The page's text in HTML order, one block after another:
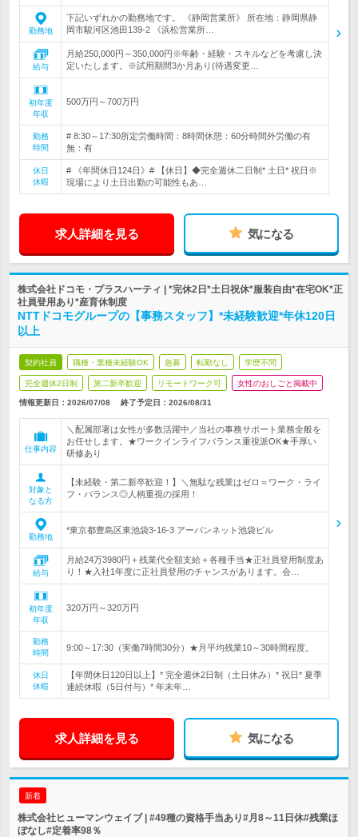
勤務地
下記いずれかの勤務地です。 《静岡営業所》 所在地：静岡県静
岡市駿河区池田139-2 《浜松営業所…
給与
月給250,000円～350,000円※年齢・経験・スキルなどを考慮し決
定いたします。※試用期間3か月あり(待遇変更…
初年度
年収
500万円～700万円
勤務
時間
# 8:30～17:30所定労働時間：8時間休憩：60分時間外労働の有
無：有
休日
休暇
# 《年間休日124日》# 【休日】◆完全週休二日制* 土日* 祝日※
現場により土日出勤の可能性もあ…
求人詳細を見る 気になる
株式会社ドコモ・プラスハーティ | *完休2日*土日祝休*服装自由*在宅OK*正
社員登用あり*産育休制度
NTTドコモグループの【事務スタッフ】*未経験歓迎*年休120日
以上
契約社員 職種・業種未経験OK 急募 転勤なし 学歴不問
完全週休2日制 第二新卒歓迎 リモートワーク可 女性のおしごと掲載中
情報更新日：2026/07/08 終了予定日： 2026/08/31
仕事内容
＼配属部署は女性が多数活躍中／当社の事務サポート業務全般を
お任せします。★ワークインライフバランス重視派OK★手厚い
研修あり
対象と
なる方
【未経験・第二新卒歓迎！】＼無駄な残業はゼロ＝ワーク・ライ
フ・バランス◎人柄重視の採用！
勤務地
*東京都豊島区東池袋3-16-3 アーバンネット池袋ビル
給与
月給24万3980円＋残業代全額支給＋各種手当★正社員登用制度あ
り！★入社1年度に正社員登用のチャンスがあります。会…
初年度
年収
320万円～320万円
勤務
時間
9:00～17:30（実働7時間30分）★月平均残業10～30時間程度。
休日
休暇
【年間休日120日以上】* 完全週休2日制（土日休み）* 祝日* 夏季
連続休暇（5日付与）* 年末年…
求人詳細を見る 気になる
新着
株式会社ヒューマンウェイブ | #49種の資格手当あり#月8～11日休#残業ほ
ぼなし#定着率98％